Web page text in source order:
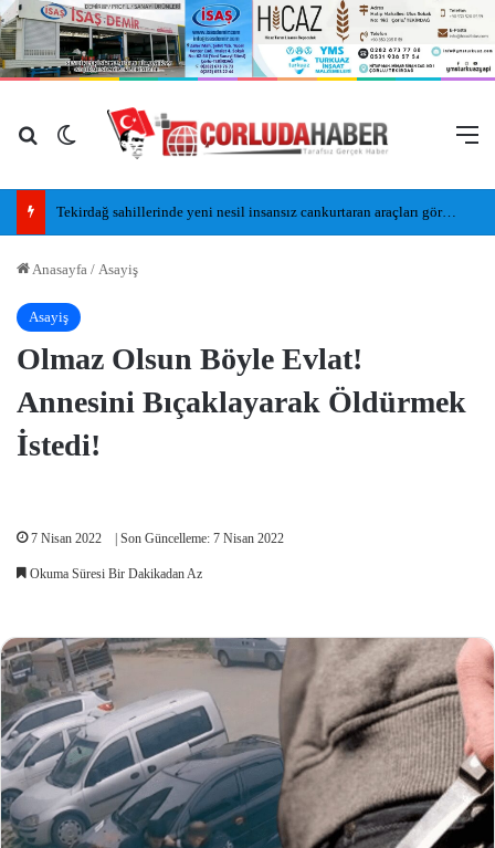
Arama yap ...
Dış görünümü değiştir
Tekirdağ sahillerinde yeni nesil insansız cankurtaran araçları görevde
Anasayfa / Asayiş
Asayiş
Olmaz Olsun Böyle Evlat!
Annesini Bıçaklayarak Öldürmek
İstedi!
7 Nisan 2022 | Son Güncelleme: 7 Nisan 2022
Okuma Süresi Bir Dakikadan Az